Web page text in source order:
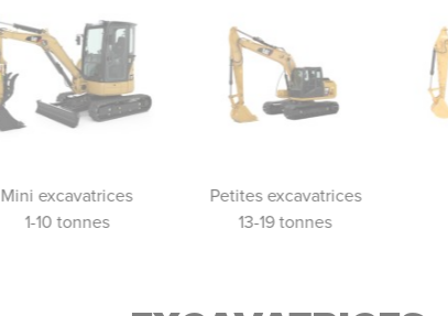
Mini excavatrices
1-10 tonnes
Petites excavatrices
13-19 tonnes